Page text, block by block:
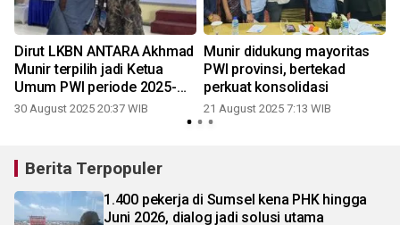
Dirut LKBN ANTARA Akhmad
Munir terpilih jadi Ketua
Umum PWI periode 2025-
2030
30 August 2025 20:37 WIB
Munir didukung mayoritas
PWI provinsi, bertekad
perkuat konsolidasi
21 August 2025 7:13 WIB
Berita Terpopuler
1.400 pekerja di Sumsel kena PHK hingga
Juni 2026, dialog jadi solusi utama